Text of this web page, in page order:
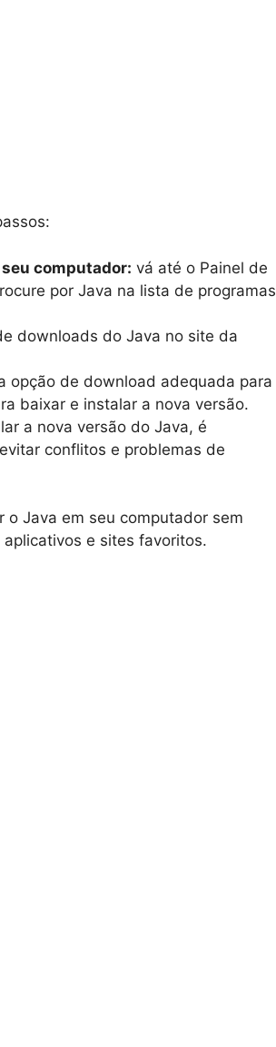
computador: vá até o Painel de
por Java na lista de programas
downloads do Java no site da
opção de download adequada para
baixar e instalar a nova versão.
a nova versão do Java, é
conflitos e problemas de
o Java em seu computador sem
e sites favoritos.